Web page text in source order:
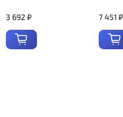
3 692 ₽ 7 451 ₽